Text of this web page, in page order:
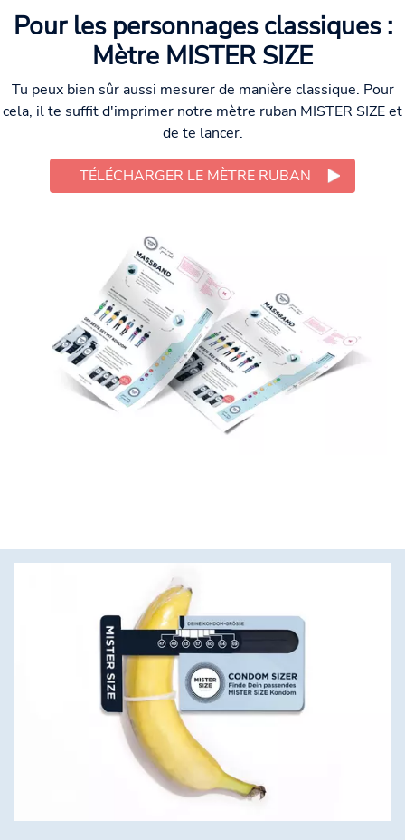
Pour les personnages classiques :
Mètre MISTER SIZE
Tu peux bien sûr aussi mesurer de manière classique. Pour
cela, il te suffit d'imprimer notre mètre ruban MISTER SIZE et
de te lancer.
TÉLÉCHARGER LE MÈTRE RUBAN